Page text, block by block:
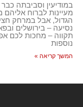
במודיעין וסביבתה כבר
מעיינות לברוח אליהם
הגדול, אבל במרחק
נסיעה – בירושלים
תקווה – מחכות לכם
נוספות
המשך קריאה »